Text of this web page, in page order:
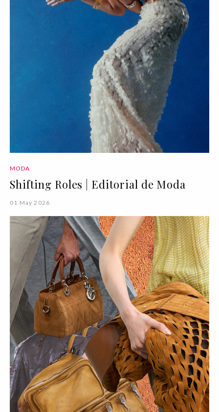
MODA
Shifting Roles | Editorial de Moda
01 May 2026